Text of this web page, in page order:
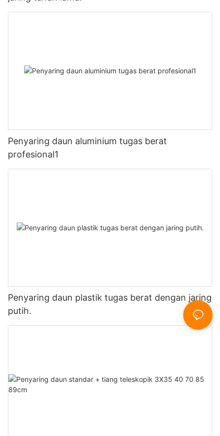
Penyaring daun aluminium tugas berat
profesional1
Penyaring daun plastik tugas berat dengan jaring
putih.